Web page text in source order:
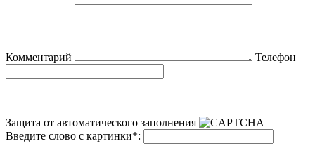
Комментарий Телефон
Защита от автоматического заполнения
Введите слово с картинки*: